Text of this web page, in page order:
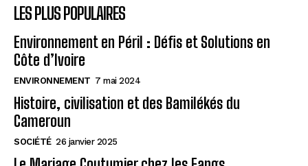
LES PLUS POPULAIRES
Environnement en Péril : Défis et Solutions en
Côte d’Ivoire
ENVIRONNEMENT 7 mai 2024
Histoire, civilisation et des Bamilékés du
Cameroun
SOCIÉTÉ 26 janvier 2025